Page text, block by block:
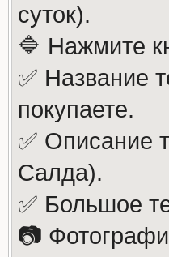
суток).
🔷 Нажмите
✅ Название
покупаете.
✅ Описание
Салда).
✅ Большое
📷